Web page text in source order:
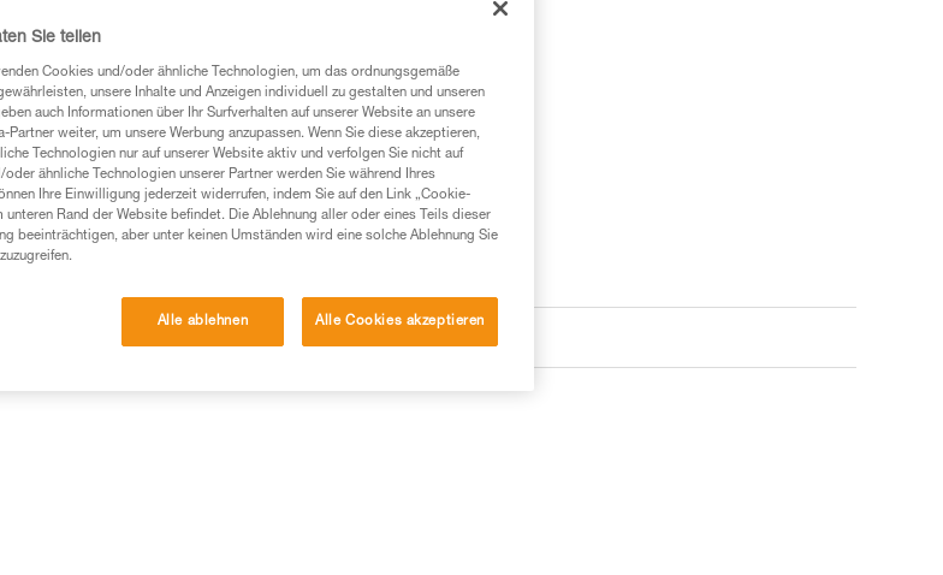
Sie teilen
Cookies und/oder ähnliche Technologien, um das ordnungsgemäße
unsere Inhalte und Anzeigen individuell zu gestalten und unseren
auch Informationen über Ihr Surfverhalten auf unserer Website an unsere
weiter, um unsere Werbung anzupassen. Wenn Sie diese akzeptieren,
Technologien nur auf unserer Website aktiv und verfolgen Sie nicht auf
ähnliche Technologien unserer Partner werden Sie während Ihres
Ihre Einwilligung jederzeit widerrufen, indem Sie auf den Link „Cookie-
unteren Rand der Website befindet. Die Ablehnung aller oder eines Teils dieser
beeinträchtigen, aber unter keinen Umständen wird eine solche Ablehnung Sie
Alle ablehnen Alle Cookies akzeptieren